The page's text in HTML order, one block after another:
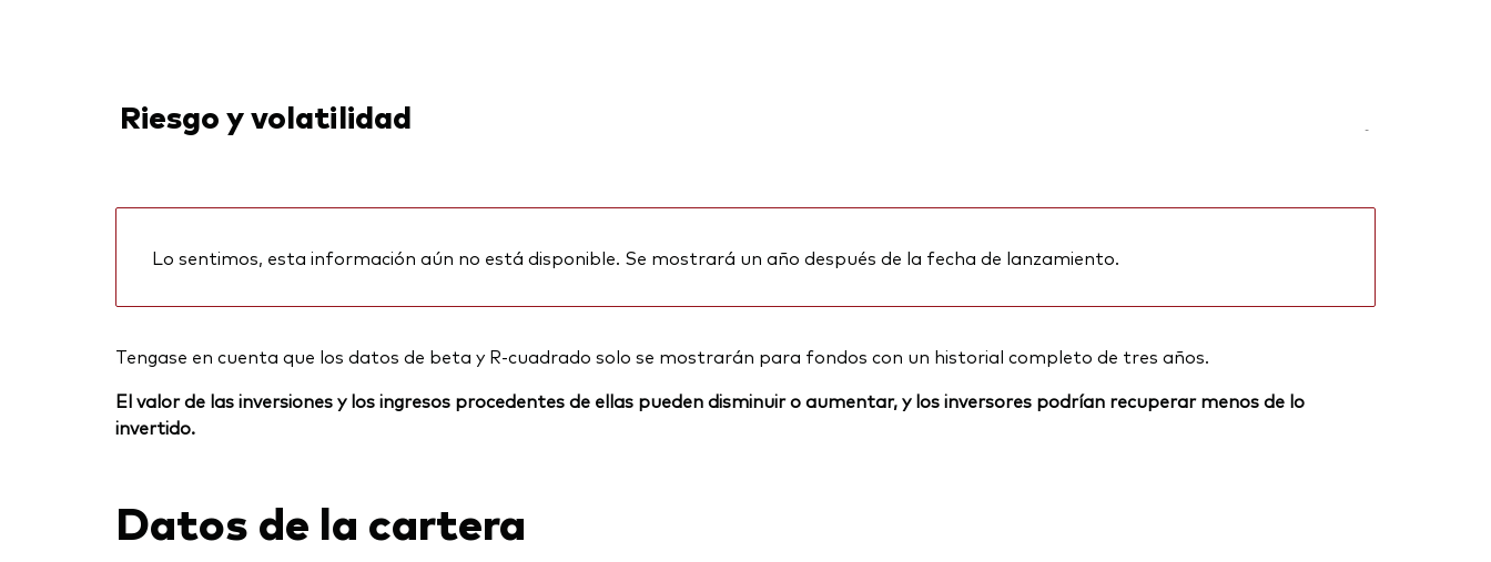
Riesgo y volatilidad -
Lo sentimos, esta información aún no está disponible. Se mostrará un año después de la fecha de lanzamiento.
Tengase en cuenta que los datos de beta y R-cuadrado solo se mostrarán para fondos con un historial completo de tres años.
El valor de las inversiones y los ingresos procedentes de ellas pueden disminuir o aumentar, y los inversores podrían recuperar menos de lo
invertido.
Datos de la cartera